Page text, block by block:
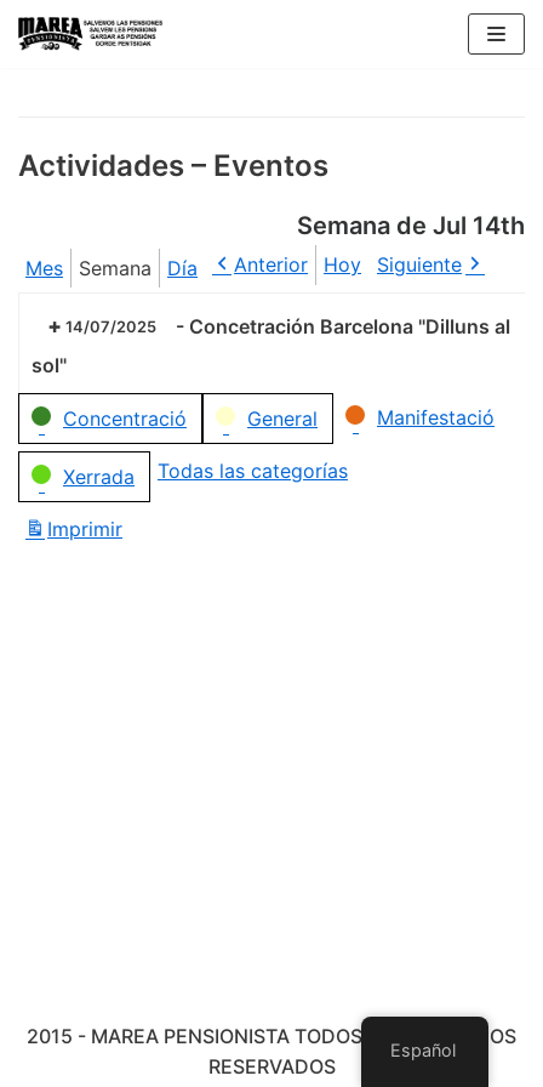
Saltar
Actividades – Eventos
Semana de Jul 14th
Mes Semana Día Anterior Hoy Siguiente
14/07/2025 - Concetración Barcelona "Dilluns al
sol"
Categorías
Concentració General Manifestació
Xerrada Todas las categorías
Imprimir
2015 - MAREA PENSIONISTA TODOS LOS DERECHOS
RESERVADOS
Español